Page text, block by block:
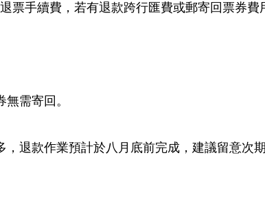
票手續費，若有退款跨行匯費或郵寄回票券費
需寄回。
退款作業預計於八月底前完成，建議留意次期